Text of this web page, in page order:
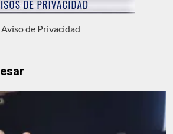
Aviso de Privacidad